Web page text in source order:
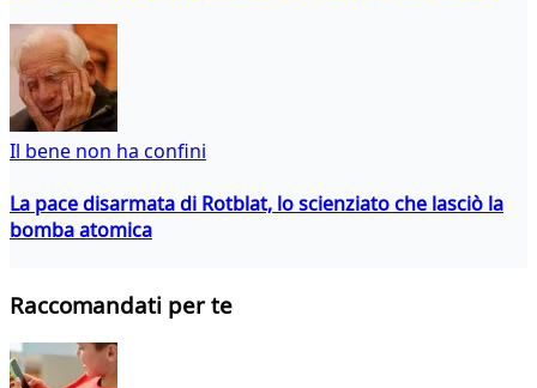
Il bene non ha confini
La pace disarmata di Rotblat, lo scienziato che lasciò la
bomba atomica
Raccomandati per te